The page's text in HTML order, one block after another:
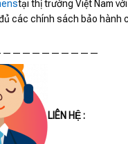
tại thị trường Việt Nam
các chính sách bảo hành
LIÊN HỆ :